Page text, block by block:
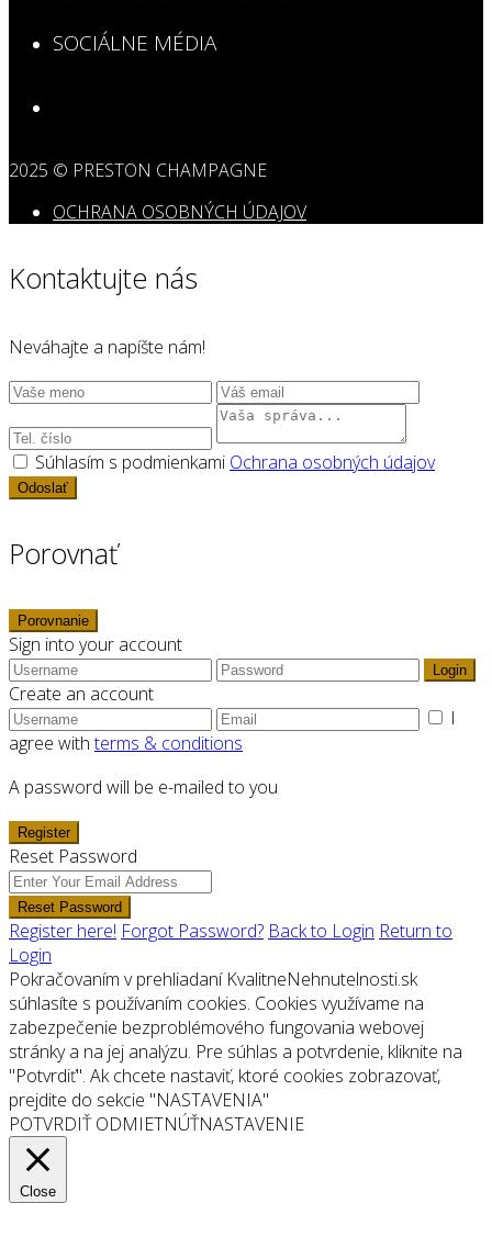
SOCIÁLNE MÉDIA
2025 © PRESTON CHAMPAGNE
OCHRANA OSOBNÝCH ÚDAJOV
Kontaktujte nás
Neváhajte a napíšte nám!
Súhlasím s podmienkami Ochrana osobných údajov
Odoslať
Porovnať
Porovnanie
Sign into your account
Login
Create an account
I
agree withterms & conditions
A password will be e-mailed to you
Register
Reset Password
Reset Password
Register here! Forgot Password? Back to Login Return to
Login
Pokračovaním v prehliadaní KvalitneNehnutelnosti.sk
súhlasíte s používaním cookies. Cookies využívame na
zabezpečenie bezproblémového fungovania webovej
stránky a na jej analýzu. Pre súhlas a potvrdenie, kliknite na
"Potvrdiť". Ak chcete nastaviť, ktoré cookies zobrazovať,
prejdite do sekcie "NASTAVENIA"
POTVRDIŤ ODMIETNÚŤNASTAVENIE
Close